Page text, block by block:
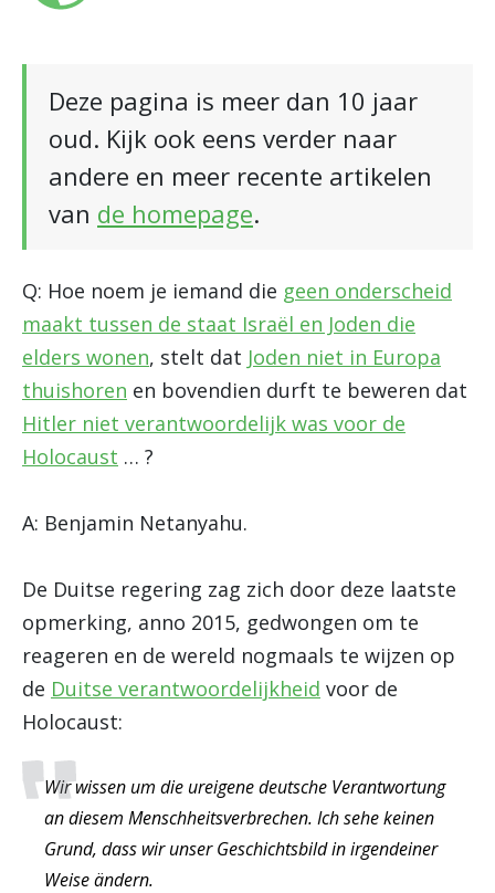
Deze pagina is meer dan 10 jaar
oud. Kijk ook eens verder naar
andere en meer recente artikelen
van de homepage.
Q: Hoe noem je iemand die geen onderscheid
maakt tussen de staat Israël en Joden die
elders wonen, stelt dat Joden niet in Europa
thuishoren en bovendien durft te beweren dat
Hitler niet verantwoordelijk was voor de
Holocaust … ?
A: Benjamin Netanyahu.
De Duitse regering zag zich door deze laatste
opmerking, anno 2015, gedwongen om te
reageren en de wereld nogmaals te wijzen op
de Duitse verantwoordelijkheid voor de
Holocaust:
Wir wissen um die ureigene deutsche Verantwortung
an diesem Menschheitsverbrechen. Ich sehe keinen
Grund, dass wir unser Geschichtsbild in irgendeiner
Weise ändern.